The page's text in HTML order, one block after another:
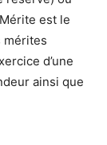
est le
mérites
d’une
ainsi que